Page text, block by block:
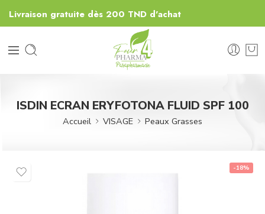
Livraison gratuite dès 200 TND d'achat
ISDIN ECRAN ERYFOTONA FLUID SPF 100
Accueil VISAGE Peaux Grasses
-18%